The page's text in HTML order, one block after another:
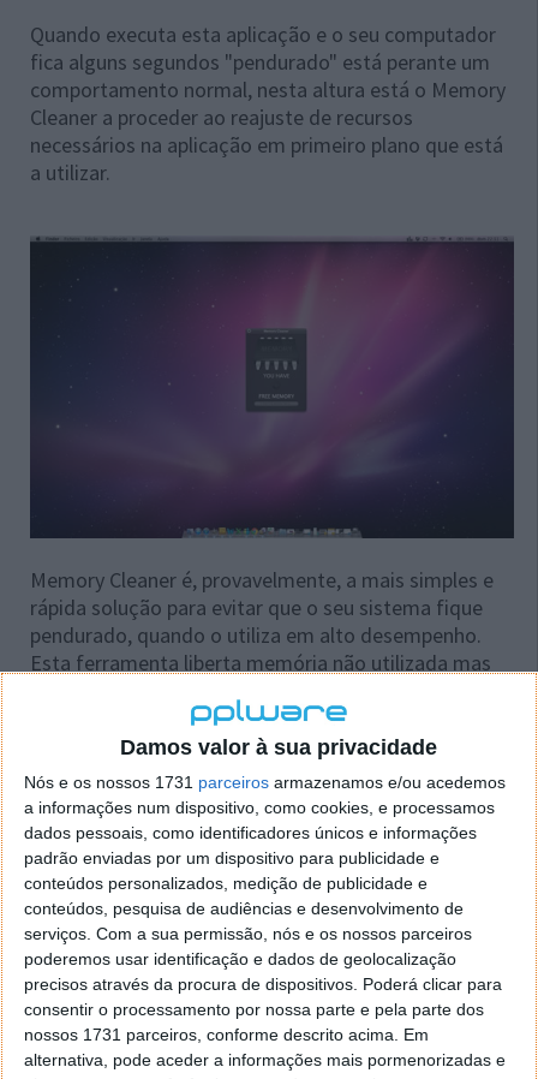
Damos valor à sua privacidade
Nós e os nossos 1731 parceiros armazenamos e/ou acedemos
a informações num dispositivo, como cookies, e processamos
dados pessoais, como identificadores únicos e informações
padrão enviadas por um dispositivo para publicidade e
conteúdos personalizados, medição de publicidade e
conteúdos, pesquisa de audiências e desenvolvimento de
serviços. Com a sua permissão, nós e os nossos parceiros
poderemos usar identificação e dados de geolocalização
precisos através da procura de dispositivos. Poderá clicar para
consentir o processamento por nossa parte e pela parte dos
nossos 1731 parceiros, conforme descrito acima. Em
alternativa, pode aceder a informações mais pormenorizadas e
Quando executa esta aplicação e o seu computador
fica alguns segundos "pendurado" está perante um
comportamento normal, nesta altura está o Memory
Cleaner a proceder ao reajuste de recursos
necessários na aplicação em primeiro plano que está
a utilizar.
Memory Cleaner é, provavelmente, a mais simples e
rápida solução para evitar que o seu sistema fique
pendurado, quando o utiliza em alto desempenho.
Esta ferramenta liberta memória não utilizada mas
aumentar o desempenho de outros pedidos de
É uma aplicação útil para:
Artistas que usam o Mac com grande pendor
gráfco
Arquitectos que levam à exaustão os recursos do
Mac
Programadores para manter a máquina mais
tempo em alto desempenho
Programadores que recorrem a modeladores e
animações 3D